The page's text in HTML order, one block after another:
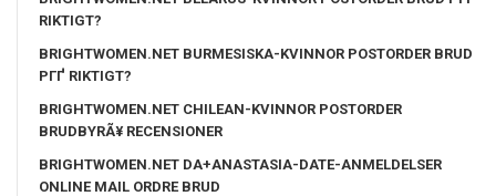
RIKTIGT?
BRIGHTWOMEN.NET BURMESISKA-KVINNOR POSTORDER BRUD
PГҐ RIKTIGT?
BRIGHTWOMEN.NET CHILEAN-KVINNOR POSTORDER
BRUDBYRÃ¥ RECENSIONER
BRIGHTWOMEN.NET DA+ANASTASIA-DATE-ANMELDELSER
ONLINE MAIL ORDRE BRUD